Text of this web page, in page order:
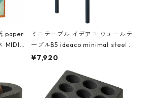
paper
MIDI
ッホ
ミニテーブル イデアコ ウォールテ
ーブルB5 ideaco minimal steel f
urniture WALL Table B5 ネイビー
¥7,920